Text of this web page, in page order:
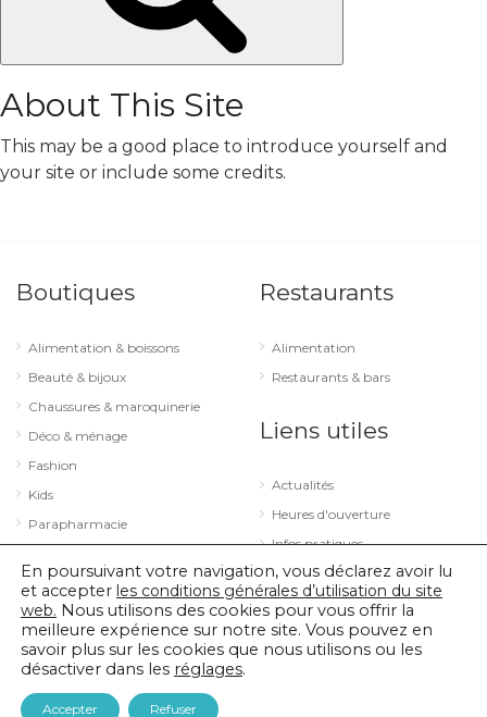
About This Site
This may be a good place to introduce yourself and
your site or include some credits.
Boutiques
Alimentation & boissons
Beauté & bijoux
Chaussures & maroquinerie
Déco & ménage
Fashion
Kids
Parapharmacie
Sport & loisirs
Technologie & optique
Restaurants
Alimentation
Restaurants & bars
Liens utiles
Actualités
Heures d'ouverture
Infos pratiques
© 2026 City Concorde |Mentions légales
En poursuivant votre navigation, vous déclarez avoir lu
et accepter les conditions générales d’utilisation du site
web. Nous utilisons des cookies pour vous offrir la
meilleure expérience sur notre site. Vous pouvez en
savoir plus sur les cookies que nous utilisons ou les
désactiver dans les réglages.
Accepter Refuser